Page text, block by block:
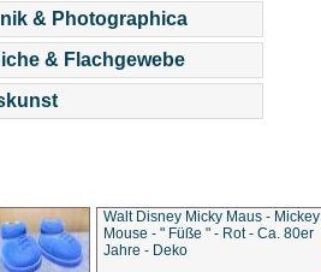
& Photographica
& Flachgewebe
Walt Disney Micky Maus - Mickey
Mouse - " Füße " - Rot - Ca. 80er
Jahre - Deko